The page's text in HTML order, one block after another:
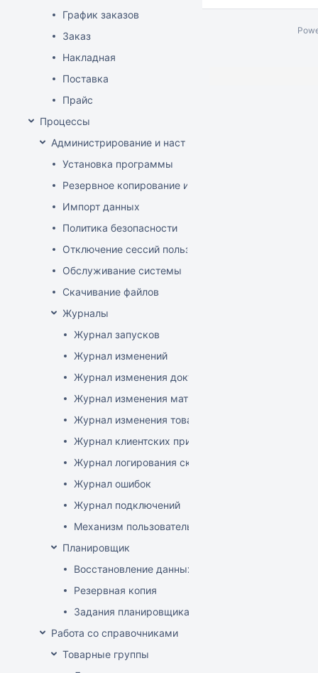
График заказов
Заказ
Накладная
Поставка
Прайс
Процессы
Администрирование и настройка
Установка программы
Резервное копирование и восстановление базы
Импорт данных
Политика безопасности
Отключение сессий пользователя
Обслуживание системы
Скачивание файлов
Журналы
Журнал запусков
Журнал изменений
Журнал изменения документов
Журнал изменения матриц
Журнал изменения товаров
Журнал клиентских приложений
Журнал логирования сканирований штрихкодов
Журнал ошибок
Журнал подключений
Механизм пользовательского логирования
Планировщик
Восстановление данных
Резервная копия
Задания планировщика
Работа со справочниками
Товарные группы